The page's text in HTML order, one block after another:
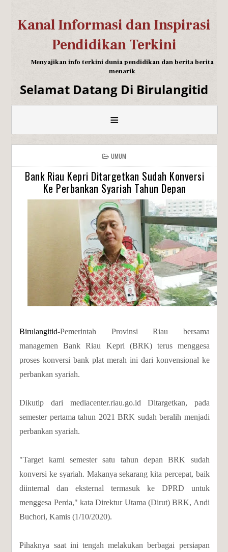
Kanal Informasi dan Inspirasi
Pendidikan Terkini
Menyajikan info terkini dunia pendidikan dan berita berita
menarik
Selamat Datang Di Birulangitid
≡
UMUM
Bank Riau Kepri Ditargetkan Sudah Konversi
Ke Perbankan Syariah Tahun Depan
Birulangitid-Pemerintah Provinsi Riau bersama
managemen Bank Riau Kepri (BRK) terus menggesa
proses konversi bank plat merah ini dari konvensional ke
perbankan syariah.
Dikutip dari mediacenter.riau.go.id Ditargetkan, pada
semester pertama tahun 2021 BRK sudah beralih menjadi
perbankan syariah.
"Target kami semester satu tahun depan BRK sudah
konversi ke syariah. Makanya sekarang kita percepat, baik
diinternal dan eksternal termasuk ke DPRD untuk
menggesa Perda," kata Direktur Utama (Dirut) BRK, Andi
Buchori, Kamis (1/10/2020).
Pihaknya saat ini tengah melakukan berbagai persiapan